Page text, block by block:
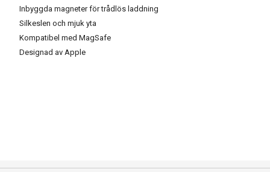
Inbyggda magneter för trådlös laddning
Silkeslen och mjuk yta
Kompatibel med MagSafe
Designad av Apple